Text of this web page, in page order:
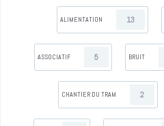
ALIMENTATION 13
ASSOCIATIF 5 BRUIT
CHANTIER DU TRAM 2